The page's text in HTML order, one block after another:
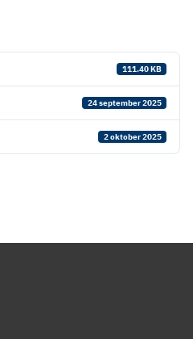
111.40 KB
24 september 2025
2 oktober 2025